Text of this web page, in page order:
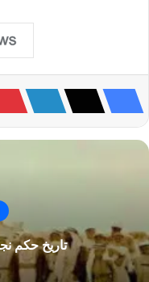
تاريخ حكم